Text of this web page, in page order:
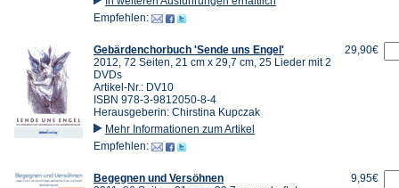
Empfehlen:
Gebärdenchorbuch 'Sende uns Engel'
2012, 72 Seiten, 21 cm x 29,7 cm, 25 Lieder mit 2
DVDs
Artikel-Nr.: DV10
ISBN 978-3-9812050-8-4
Herausgeberin: Chirstina Kupczak
Mehr Informationen zum Artikel
Empfehlen:
29,90€
Begegnen und Versöhnen
9,95€